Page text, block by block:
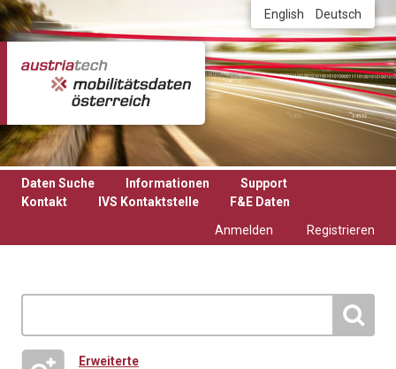
Direkt zum Inhalt English Deutsch
Daten Suche Informationen
Support
Kontakt
IVS Kontaktstelle
F&E Daten
Anmelden
Registrieren
Erweiterte